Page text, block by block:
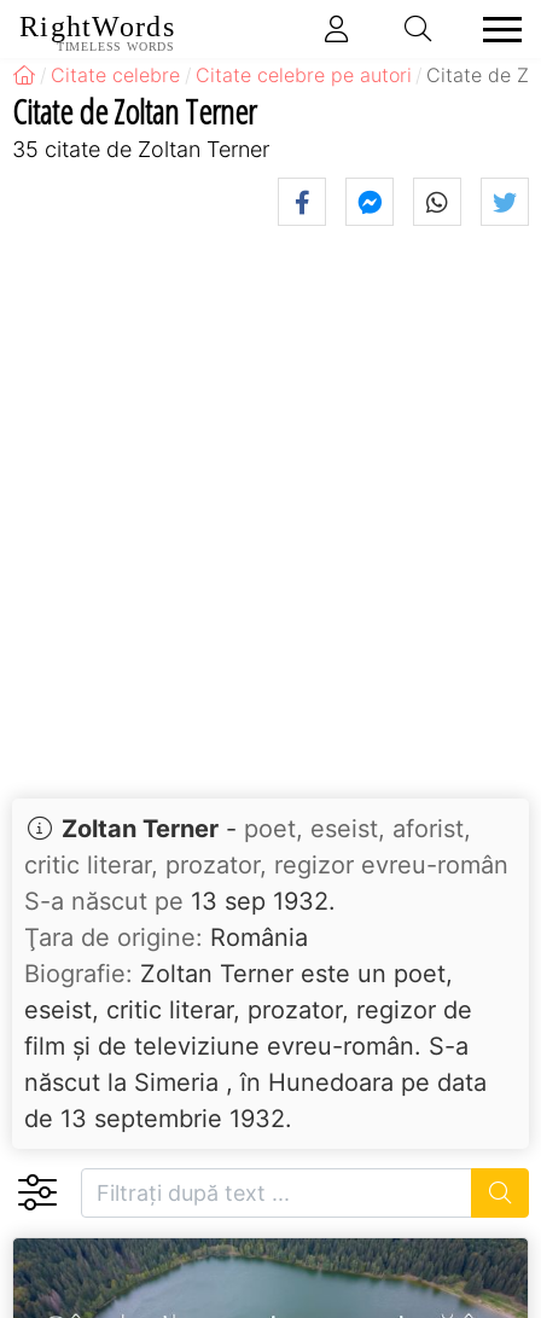
RightWords
TIMELESS WORDS
Citate celebre Citate celebre pe autori Citate de
Citate de Zoltan Terner
35 citate de Zoltan Terner
Zoltan Terner - poet, eseist, aforist,
critic literar, prozator, regizor evreu-român
S-a născut pe 13 sep 1932.
Ţara de origine: România
Biografie: Zoltan Terner este un poet,
eseist, critic literar, prozator, regizor de
film și de televiziune evreu-român. S-a
născut la Simeria , în Hunedoara pe data
de 13 septembrie 1932.